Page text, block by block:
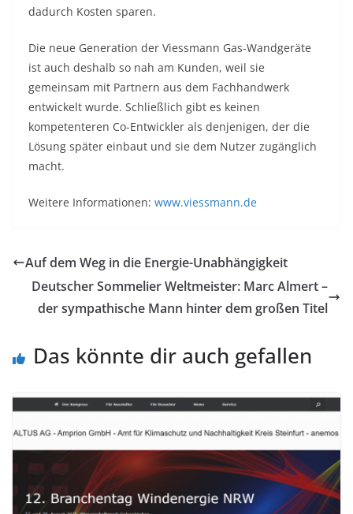
dadurch Kosten sparen.
Die neue Generation der Viessmann Gas-Wandgeräte
ist auch deshalb so nah am Kunden, weil sie
gemeinsam mit Partnern aus dem Fachhandwerk
entwickelt wurde. Schließlich gibt es keinen
kompetenteren Co-Entwickler als denjenigen, der die
Lösung später einbaut und sie dem Nutzer zugänglich
macht.
Weitere Informationen: www.viessmann.de
Auf dem Weg in die Energie-Unabhängigkeit
Deutscher Sommelier Weltmeister: Marc Almert –
der sympathische Mann hinter dem großen Titel
Das könnte dir auch gefallen